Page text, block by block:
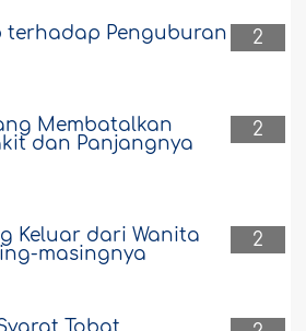
2
terhadap Penguburan
2
Membatalkan
dan Panjangnya
2
Keluar dari Wanita
masingnya